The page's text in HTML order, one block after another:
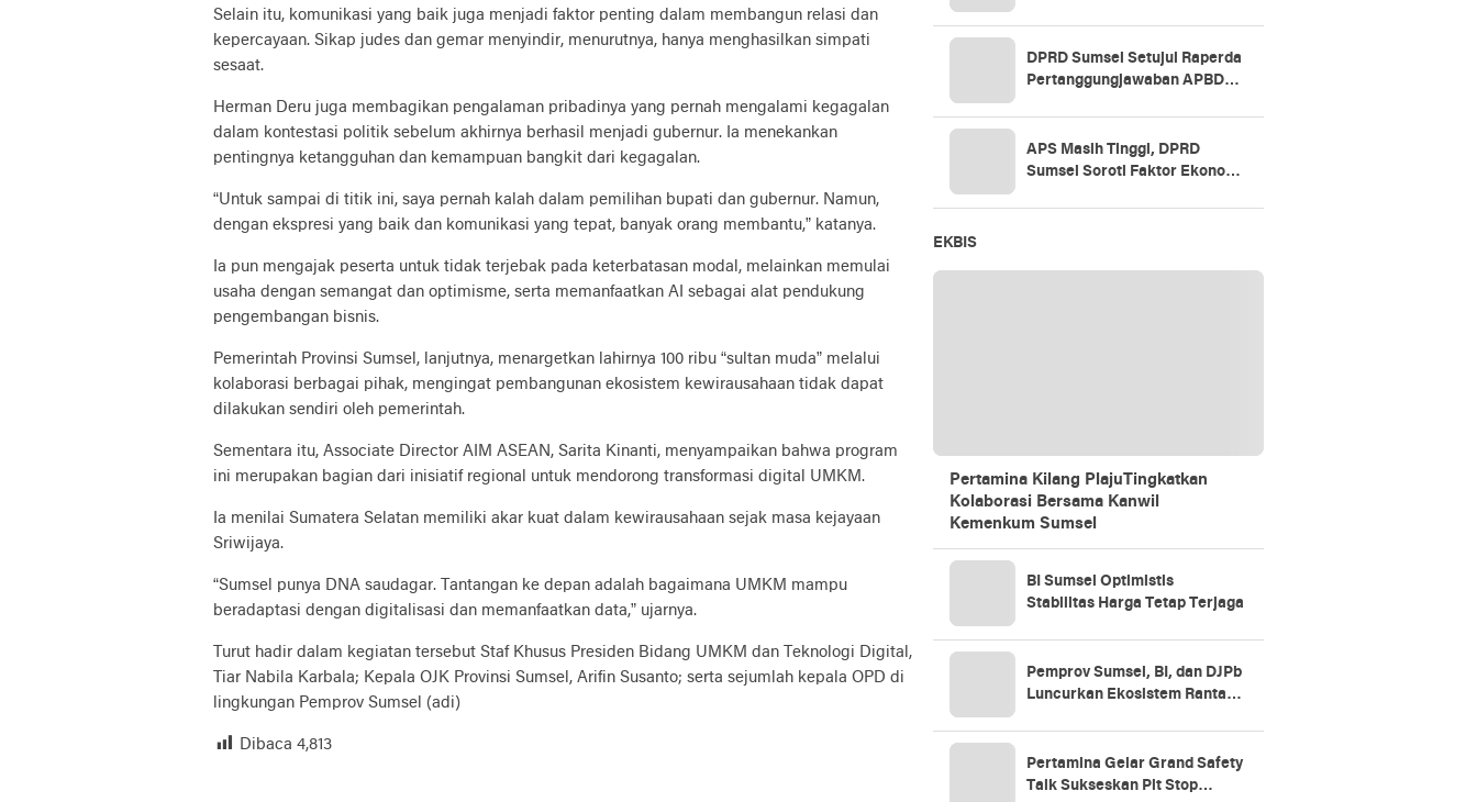
Selain itu, komunikasi yang baik juga menjadi faktor penting dalam membangun relasi dan
kepercayaan. Sikap judes dan gemar menyindir, menurutnya, hanya menghasilkan simpati
sesaat.
Herman Deru juga membagikan pengalaman pribadinya yang pernah mengalami kegagalan
dalam kontestasi politik sebelum akhirnya berhasil menjadi gubernur. Ia menekankan
pentingnya ketangguhan dan kemampuan bangkit dari kegagalan.
“Untuk sampai di titik ini, saya pernah kalah dalam pemilihan bupati dan gubernur. Namun,
dengan ekspresi yang baik dan komunikasi yang tepat, banyak orang membantu,” katanya.
Ia pun mengajak peserta untuk tidak terjebak pada keterbatasan modal, melainkan memulai
usaha dengan semangat dan optimisme, serta memanfaatkan AI sebagai alat pendukung
pengembangan bisnis.
Pemerintah Provinsi Sumsel, lanjutnya, menargetkan lahirnya 100 ribu “sultan muda” melalui
kolaborasi berbagai pihak, mengingat pembangunan ekosistem kewirausahaan tidak dapat
dilakukan sendiri oleh pemerintah.
Sementara itu, Associate Director AIM ASEAN, Sarita Kinanti, menyampaikan bahwa program
ini merupakan bagian dari inisiatif regional untuk mendorong transformasi digital UMKM.
Ia menilai Sumatera Selatan memiliki akar kuat dalam kewirausahaan sejak masa kejayaan
Sriwijaya.
“Sumsel punya DNA saudagar. Tantangan ke depan adalah bagaimana UMKM mampu
beradaptasi dengan digitalisasi dan memanfaatkan data,” ujarnya.
Turut hadir dalam kegiatan tersebut Staf Khusus Presiden Bidang UMKM dan Teknologi Digital,
Tiar Nabila Karbala; Kepala OJK Provinsi Sumsel, Arifin Susanto; serta sejumlah kepala OPD di
lingkungan Pemprov Sumsel (adi)
Dibaca 4,813
DPRD Sumsel Setujui Raperda
Pertanggungjawaban APBD
APS Masih Tinggi, DPRD
Sumsel Soroti Faktor Ekonomi
EKBIS
Pertamina Kilang PlajuTingkatkan
Kolaborasi Bersama Kanwil
Kemenkum Sumsel
BI Sumsel Optimistis
Stabilitas Harga Tetap Terjaga
Pemprov Sumsel, BI, dan DJPb
Luncurkan Ekosistem Rantai
Pertamina Gelar Grand Safety
Talk Sukseskan Pit Stop